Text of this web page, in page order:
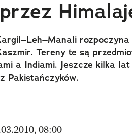
Tereny te są
a Indiami. Jeszcze kilka
Pakistańczyków.
08:00